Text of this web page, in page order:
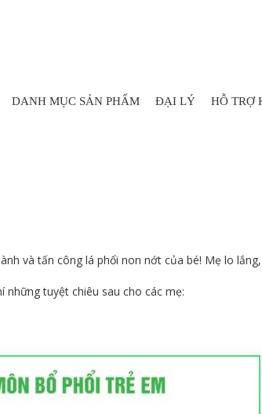
DANH MỤC SẢN PHẨM ĐẠI LÝ HỖ TRỢ
và tấn công lá phổi non nớt của bé! Mẹ lo lắng,
những tuyệt chiêu sau cho các mẹ: